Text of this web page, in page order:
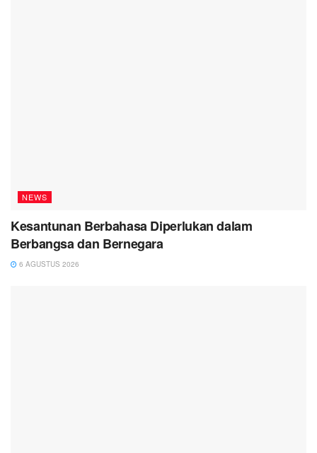
NEWS
Kesantunan Berbahasa Diperlukan dalam
Berbangsa dan Bernegara
6 AGUSTUS 2026